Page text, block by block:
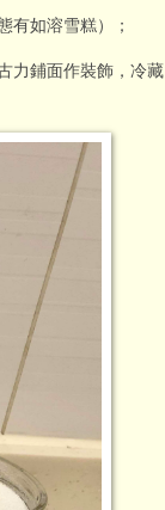
有如溶雪糕）；
力鋪面作裝飾，冷藏